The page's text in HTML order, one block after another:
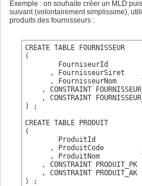
Exemple : on souhaite créer un MLD
suivant (volontairement simplissime),
produits des fournisseurs :
CREATE TABLE FOURNISSEUR
(
FourniseurId
, FournisseurSiret
, FournisseurNom
, CONSTRAINT
, CONSTRAINT
) ;
CREATE TABLE PRODUIT
(
ProduitId
, ProduitCode
, ProduitNom
, CONSTRAINT PRODUIT_PK
, CONSTRAINT
) ;